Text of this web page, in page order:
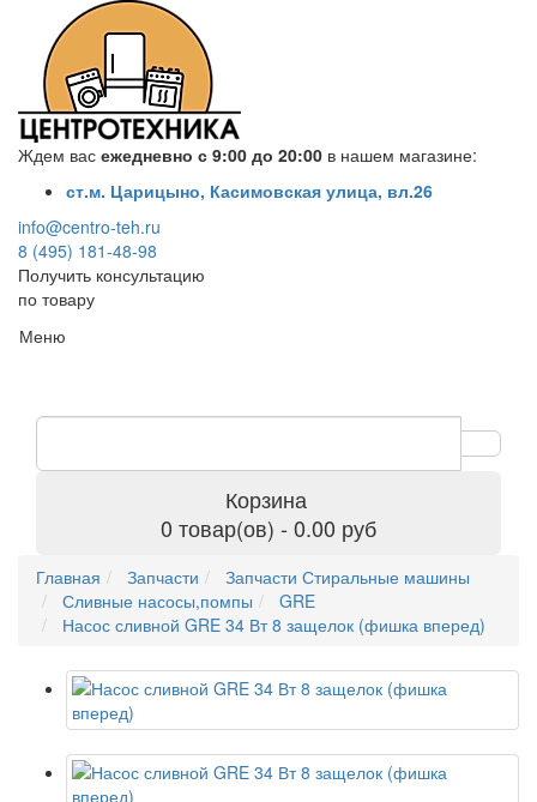
Ждем вас ежедневно с 9:00 до 20:00 в нашем магазине:
ст.м. Царицыно, Касимовская улица, вл.26
info@centro-teh.ru
8 (495) 181-48-98
Получить консультацию
по товару
Меню
Корзина
0 товар(ов) - 0.00 руб
Главная Запчасти
Запчасти Стиральные машины
Сливные насосы,помпы
GRE
Насос сливной GRE 34 Вт 8 защелок (фишка вперед)